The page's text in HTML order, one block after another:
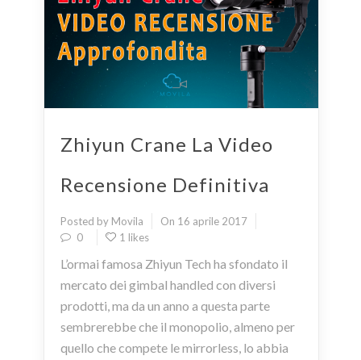
Zhiyun Crane La Video
Recensione Definitiva
Posted by Movila
On 16 aprile 2017
0
1 likes
L’ormai famosa Zhiyun Tech ha sfondato il
mercato dei gimbal handled con diversi
prodotti, ma da un anno a questa parte
sembrerebbe che il monopolio, almeno per
quello che compete le mirrorless, lo abbia